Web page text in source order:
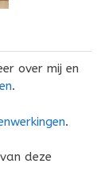
over mij en
.
.
deze